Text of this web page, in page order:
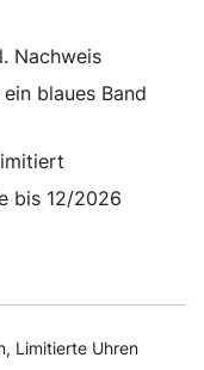
Nachweis
blaues Band
bis 12/2026
, Limitierte Uhren